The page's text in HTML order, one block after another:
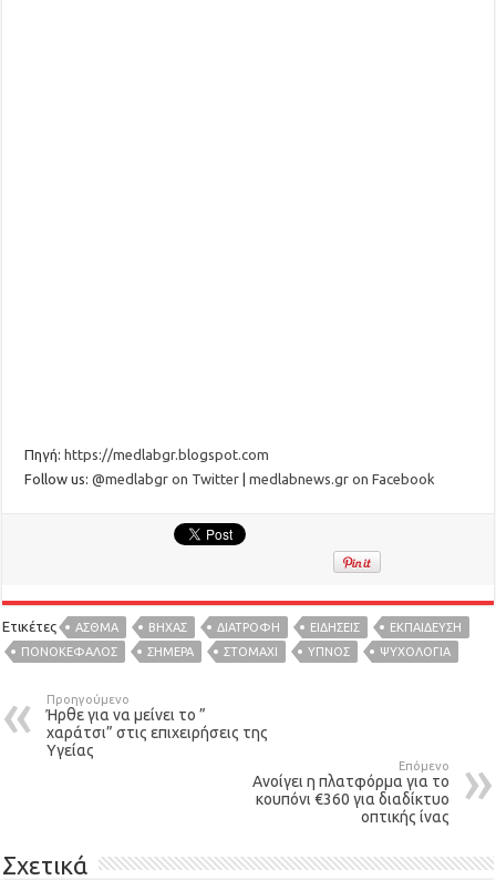
Πηγή:https://medlabgr.blogspot.com
Follow us:@medlabgr on Twitter |medlabnews.gr on Facebook
Ετικέτες ΆΣΘΜΑ ΒΉΧΑΣ ΔΙΑΤΡΟΦΉ ΕΙΔΉΣΕΙΣ
ΕΚΠΑΙΔΕΥΣΗ
ΠΟΝΟΚΕΦΑΛΟΣ
ΣΗΜΕΡΑ ΣΤΟΜΆΧΙ ΥΠΝΟΣ ΨΥΧΟΛΟΓΙΑ
Προηγούμενο
Ήρθε για να μείνει το ”
χαράτσι” στις επιχειρήσεις της
Υγείας
Επόμενο
Ανοίγει η πλατφόρμα για το
κουπόνι €360 για διαδίκτυο
οπτικής ίνας
Σχετικά